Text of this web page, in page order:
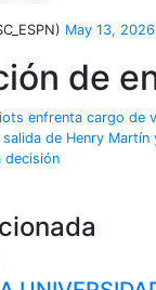
May 13, 2026
de
enfrenta cargo de
de Henry Martín
decisión